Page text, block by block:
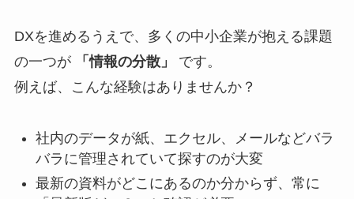
DXを進めるうえで、多くの中小企業が抱える課題
の一つが
「情報の分散」
です。
例えば、こんな経験はありませんか？
社内のデータが紙、エクセル、メールなどバラ
バラに管理されていて探すのが大変
最新の資料がどこにあるのか分からず、常に